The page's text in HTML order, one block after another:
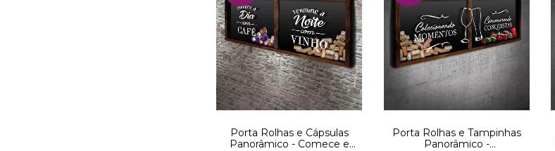
Porta Rolhas e Cápsulas
Panorâmico - Comece e
Porta Rolhas e Tampinhas
Panorâmico -